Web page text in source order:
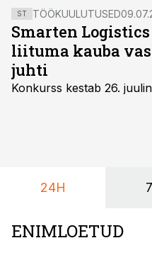
tööjõu ja pikemate veoste
aktuaalsust.
ST TÖÖKUULUTUSED
Smarten
liituma kauba
juhti
Konkurss kestab 26.
24H
ENIMLOETUD